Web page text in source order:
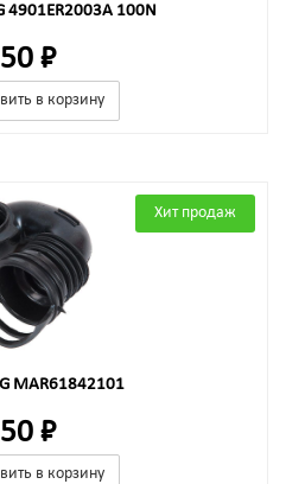
4901ER2003A 100N
₽
в корзину
Хит продаж
MAR61842101
₽
в корзину